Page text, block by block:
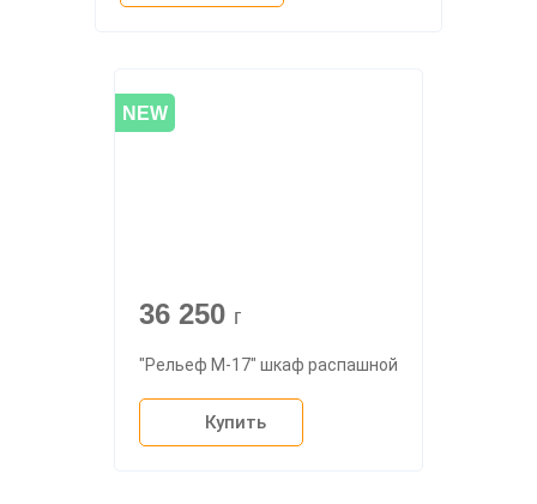
NEW
36 250 г
"Рельеф М-17" шкаф распашной
Купить